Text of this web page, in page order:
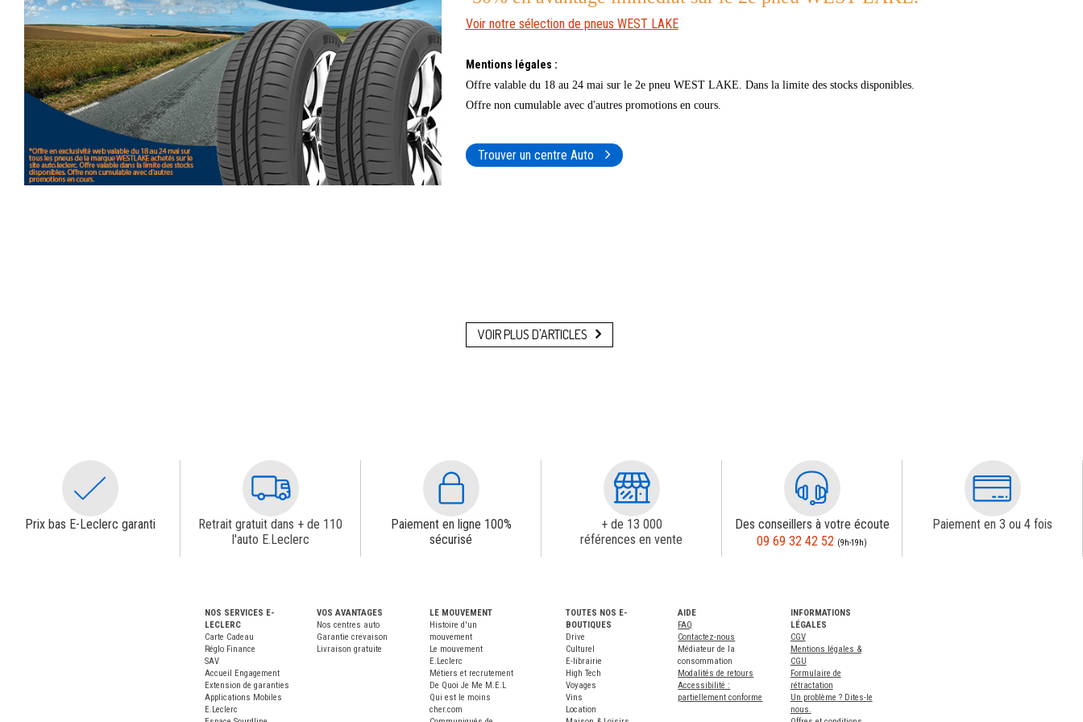
Voir notre sélection de pneus WEST LAKE
Mentions légales :
Offre valable du 18 au 24 mai sur le 2e pneu WEST LAKE. Dans la limite des stocks disponibles.
Offre non cumulable avec d'autres promotions en cours.
Trouver un centre Auto
VOIR PLUS D'ARTICLES
Prix bas E-Leclerc garanti
Retrait gratuit dans + de 110
l'auto E.Leclerc
Paiement en ligne 100%
sécurisé
+ de 13 000
références en vente
Des conseillers à votre écoute
09 69 32 42 52 (9h-19h)
Paiement en 3 ou 4 fois
NOS SERVICES E-
LECLERC
Carte Cadeau
Réglo Finance
SAV
Accueil Engagement
Extension de garanties
Applications Mobiles
E.Leclerc
VOS AVANTAGES
Nos centres auto
Garantie crevaison
Livraison gratuite
LE MOUVEMENT
Histoire d'un
mouvement
Le mouvement
E.Leclerc
Métiers et recrutement
De Quoi Je Me M.E.L
Qui est le moins
cher.com
TOUTES NOS E-
BOUTIQUES
Drive
Culturel
E-librairie
High Tech
Voyages
Vins
Location
AIDE
FAQ
Contactez-nous
Médiateur de la
consommation
Modalités de retours
Accessibilité :
partiellement conforme
INFORMATIONS
LÉGALES
CGV
Mentions légales &
CGU
Formulaire de
rétractation
Un problème ? Dites-le
nous.